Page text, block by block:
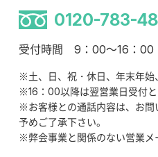
0120-783-
受付時間 9：00～16：00
※土、日、祝・休日、年末年始
※16：00以降は翌営業日受付と
※お客様との通話内容は、お問
予めご了承下さい。
※弊会事業と関係のない営業メ